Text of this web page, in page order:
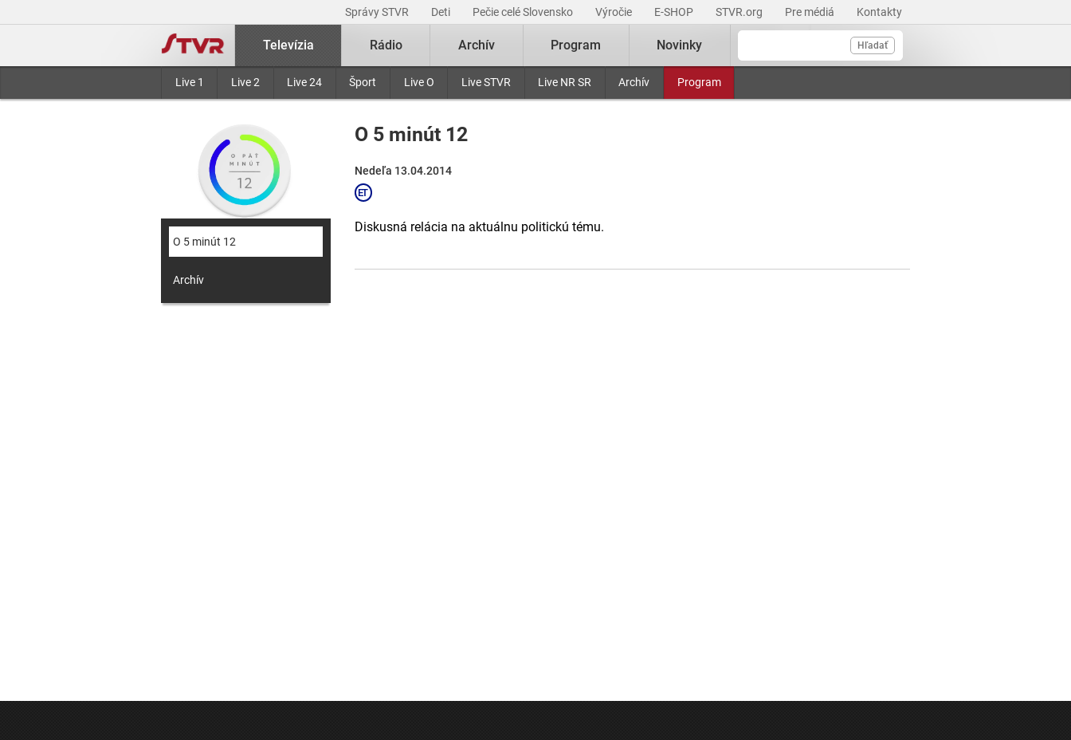
Správy STVR Deti Pečie celé Slovensko Výročie E-SHOP STVR.org Pre médiá Kontakty
Hľadať
Televízia
Live 1 Live 2 Live 24 Šport Live O Live STVR Live NR SR Archív Program
Rádio Archív Program Novinky
O 5 minút 12
Archív
O 5 minút 12
Nedeľa 13.04.2014
Diskusná relácia na aktuálnu politickú tému.